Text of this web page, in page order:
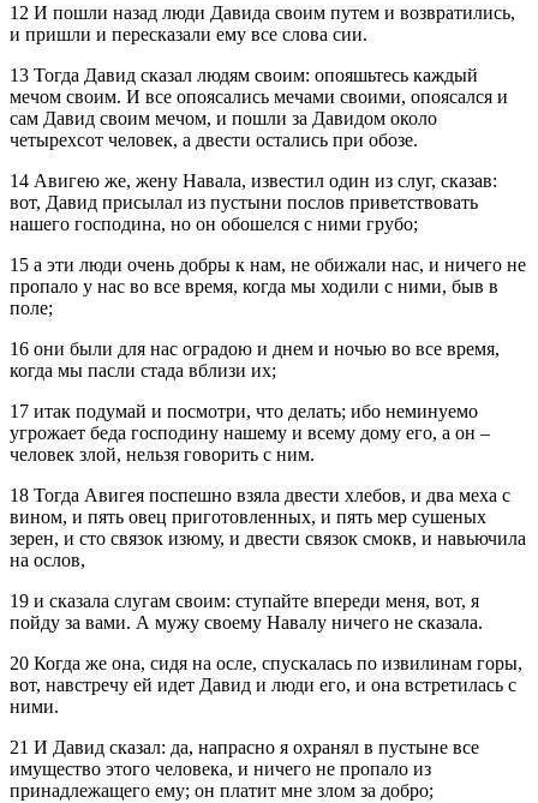
12 И пошли назад люди Давида своим путем и возвратились,
и пришли и пересказали ему все слова сии.
13 Тогда Давид сказал людям своим: опояшьтесь каждый
мечом своим. И все опоясались мечами своими, опоясался и
сам Давид своим мечом, и пошли за Давидом около
четырехсот человек, а двести остались при обозе.
14 Авигею же, жену Навала, известил один из слуг, сказав:
вот, Давид присылал из пустыни послов приветствовать
нашего господина, но он обошелся с ними грубо;
15 а эти люди очень добры к нам, не обижали нас, и ничего не
пропало у нас во все время, когда мы ходили с ними, быв в
поле;
16 они были для нас оградою и днем и ночью во все время,
когда мы пасли стада вблизи их;
17 итак подумай и посмотри, что делать; ибо неминуемо
угрожает беда господину нашему и всему дому его, а он –
человек злой, нельзя говорить с ним.
18 Тогда Авигея поспешно взяла двести хлебов, и два меха с
вином, и пять овец приготовленных, и пять мер сушеных
зерен, и сто связок изюму, и двести связок смокв, и навьючила
на ослов,
19 и сказала слугам своим: ступайте впереди меня, вот, я
пойду за вами. А мужу своему Навалу ничего не сказала.
20 Когда же она, сидя на осле, спускалась по извилинам горы,
вот, навстречу ей идет Давид и люди его, и она встретилась с
ними.
21 И Давид сказал: да, напрасно я охранял в пустыне все
имущество этого человека, и ничего не пропало из
принадлежащего ему; он платит мне злом за добро;